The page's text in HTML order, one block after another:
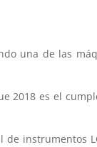
una de las
2018 es el
instrumentos